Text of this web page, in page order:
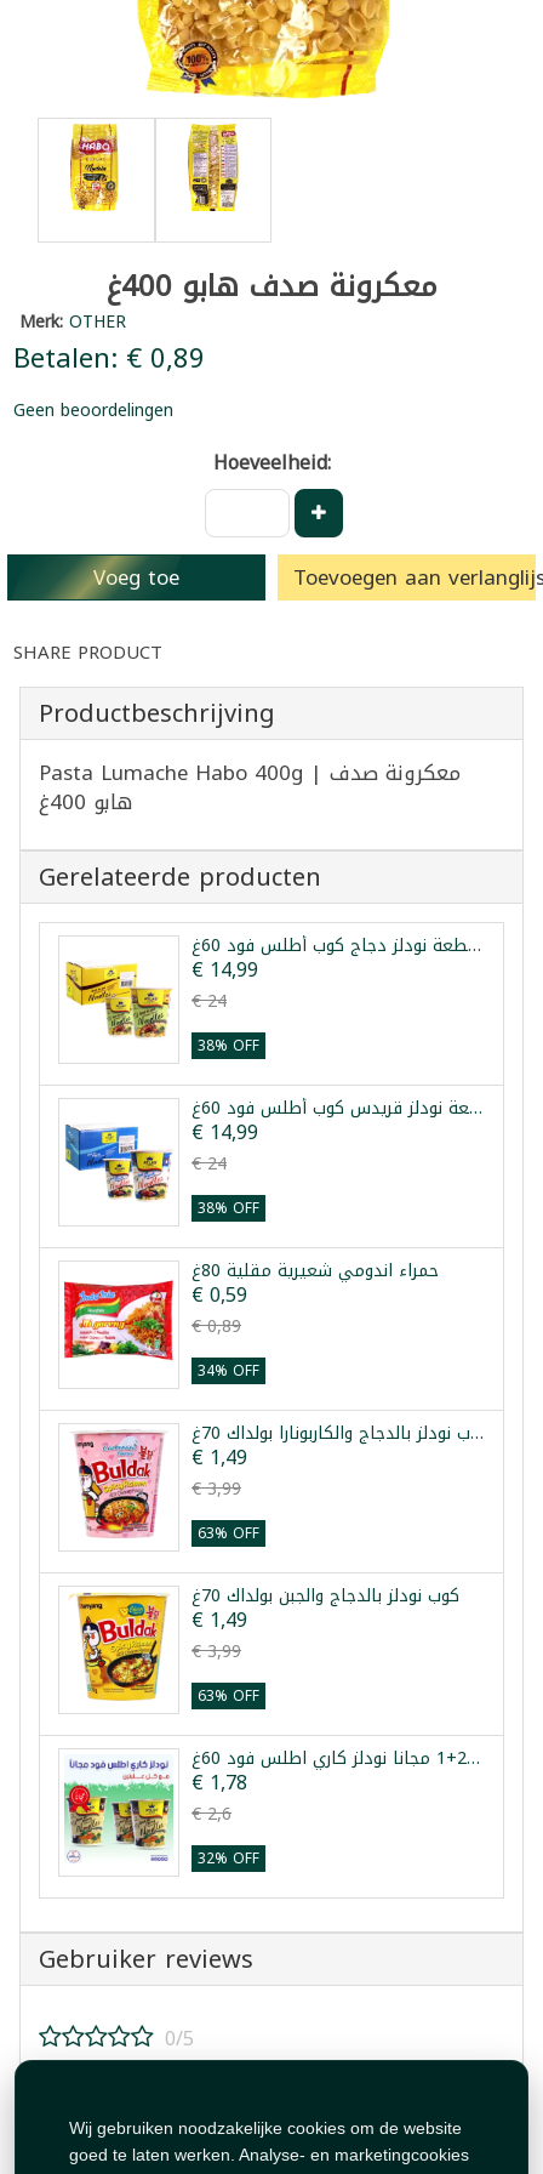
Wij gebruiken noodzakelijke cookies om de website
goed te laten werken. Analyse- en marketingcookies
معكرونة صدف هابو 400غ
Merk:OTHER
Betalen: € 0,89
Geen beoordelingen
Hoeveelheid:
Voeg toe Toevoegen aan
SHARE PRODUCT
Productbeschrijving
Pasta Lumache Habo 400g | معكرونة صدف
هابو 400غ
Gerelateerde producten
طرد 24 قطعة نودلز دجاج كوب أطلس فود 60غ
€ 14,99
€ 24
38% OFF
طرد 24 قطعة نودلز قريدس كوب أطلس فود 60غ
€ 14,99
€ 24
38% OFF
حمراء اندومي شعيرية مقلية 80غ
€ 0,59
€ 0,89
34% OFF
كوب نودلز بالدجاج والكاربونارا بولداك 70غ
€ 1,49
€ 3,99
63% OFF
كوب نودلز بالدجاج والجبن بولداك 70غ
€ 1,49
€ 3,99
63% OFF
عرض 2+1 مجانا نودلز كاري اطلس فود 60غ
€ 1,78
€ 2,6
32% OFF
Gebruiker reviews
0/5